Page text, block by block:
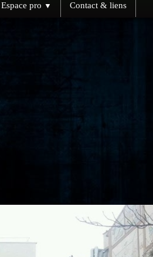
Espace pro ▼ Contact & liens